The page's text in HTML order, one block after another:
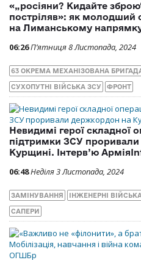
«„росіяни? Кидайте
постріляв»: як
на Лиманському
06:26П’ятниця 8 Листопада, 2024
63 ОКРЕМА МЕХАНІЗОВАНА
СУХОПУТНІ ВІЙСЬКА ЗСУ ФРОНТ
Невидимі герої складної
підтримки ЗСУ
Курщині. Інтерв’ю
06:48Неділя 3 Листопада, 2024
ЗАМІНУВАННЯ ІНЖЕНЕРНІ
САПЕРИ